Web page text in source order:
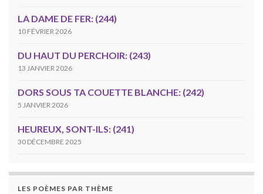
LA DAME DE FER: (244)
10 FÉVRIER 2026
DU HAUT DU PERCHOIR: (243)
13 JANVIER 2026
DORS SOUS TA COUETTE BLANCHE: (242)
5 JANVIER 2026
HEUREUX, SONT-ILS: (241)
30 DÉCEMBRE 2025
LES POÈMES PAR THÈME